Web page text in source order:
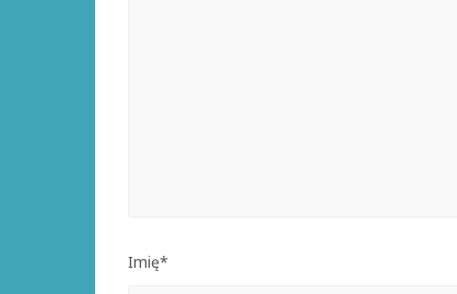
Imię*